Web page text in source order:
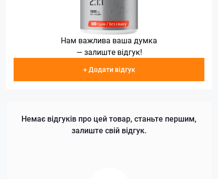
Нам важлива ваша думка
— залиште відгук!
+ Додати відгук
Немає відгуків про цей товар, станьте першим,
залиште свій відгук.